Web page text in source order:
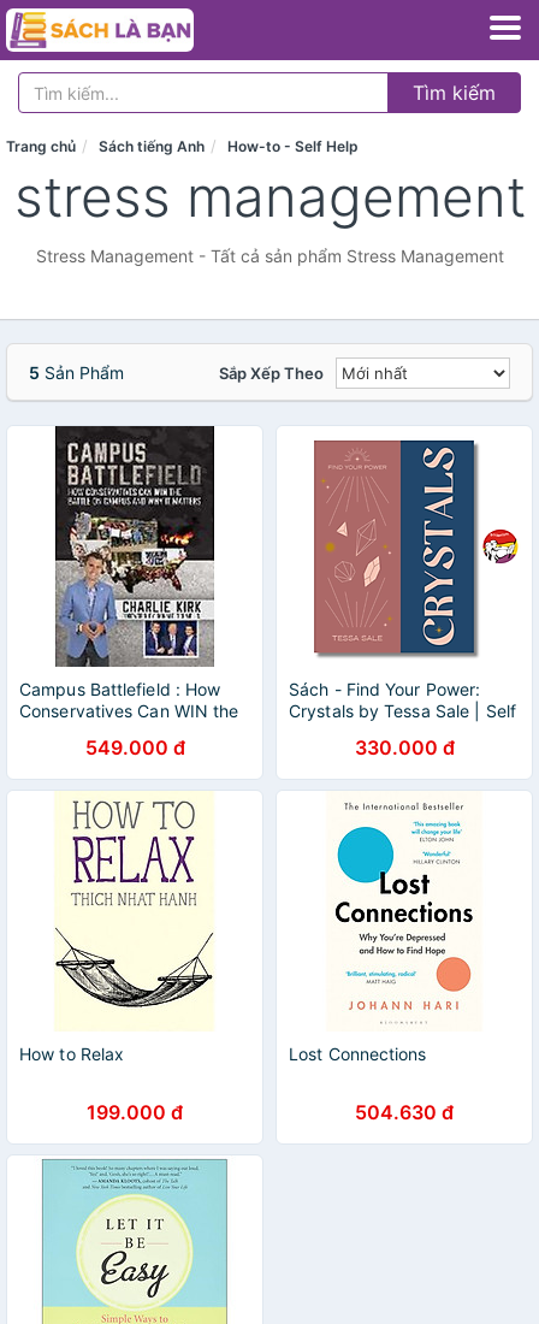
Tìm kiếm
Trang chủ Sách tiếng Anh How-to - Self Help
stress management
Stress Management - Tất cả sản phẩm Stress Management
5 Sản Phẩm Sắp Xếp Theo
Campus Battlefield : How
Conservatives Can WIN the
It Matters549.000 đ
Sách - Find Your Power:
Crystals by Tessa Sale | Self
/ Bìa cứng330.000 đ
How to Relax
199.000 đ
Lost Connections
504.630 đ